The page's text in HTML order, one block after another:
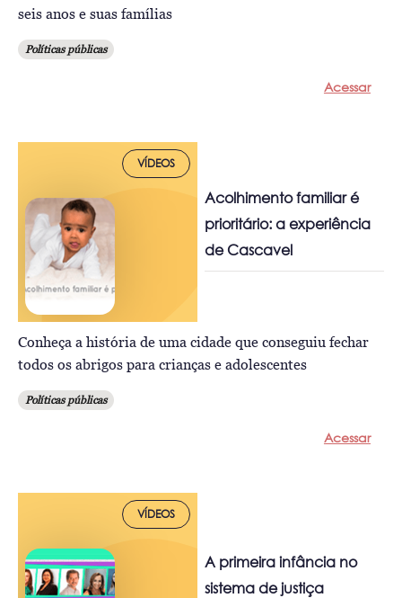
seis anos e suas famílias
Políticas públicas
Acessar
VÍDEOS
Acolhimento familiar é
prioritário: a experiência
de Cascavel
Conheça a história de uma cidade que conseguiu fechar
todos os abrigos para crianças e adolescentes
Políticas públicas
Acessar
VÍDEOS
A primeira infância no
sistema de justiça